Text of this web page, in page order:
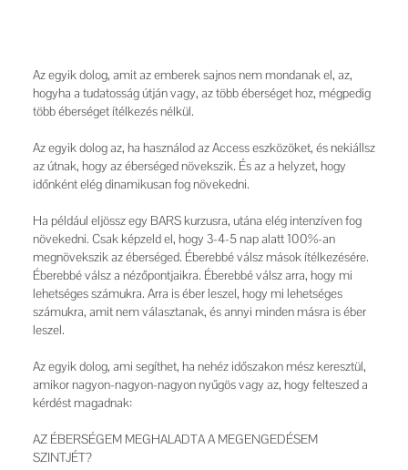
Az egyik dolog, amit az emberek sajnos nem mondanak el, az,
hogyha a tudatosság útján vagy, az több éberséget hoz, mégpedig
több éberséget ítélkezés nélkül.
Az egyik dolog az, ha használod az Access eszközöket, és nekiállsz
az útnak, hogy az éberséged növekszik. És az a helyzet, hogy
időnként elég dinamikusan fog növekedni.
Ha például eljössz egy BARS kurzusra, utána elég intenzíven fog
növekedni. Csak képzeld el, hogy 3-4-5 nap alatt 100%-an
megnövekszik az éberséged. Éberebbé válsz mások ítélkezésére.
Éberebbé válsz a nézőpontjaikra. Éberebbé válsz arra, hogy mi
lehetséges számukra. Arra is éber leszel, hogy mi lehetséges
számukra, amit nem választanak, és annyi minden másra is éber
leszel.
Az egyik dolog, ami segíthet, ha nehéz időszakon mész keresztül,
amikor nagyon-nagyon-nagyon nyűgös vagy az, hogy felteszed a
kérdést magadnak:
AZ ÉBERSÉGEM MEGHALADTA A MEGENGEDÉSEM
SZINTJÉT?